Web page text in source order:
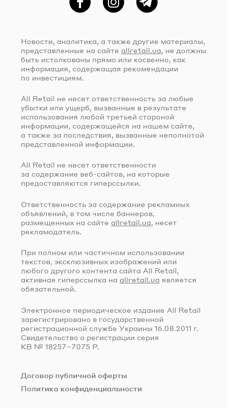
ФейсбукInstagramTelegram
Новости, аналитика, а также другие материалы,
представленные на сайте allretail.ua , не должны
быть истолкованы прямо или косвенно, как
информация, содержащая рекомендации
по инвестициям.
All Retail не несет ответственность за любые
убытки или ущерб, вызванные в результате
использования любой третьей стороной
информации, содержащейся на нашем сайте,
а также за последствия, вызванные неполнотой
представленной информации.
All Retail не несет ответственности
за содержание веб-сайтов, на которые
предоставляются гиперссылки.
Ответственность за содержание рекламных
объявлений, в том числе баннеров,
размещенных на сайте allretail.ua, несет
рекламодатель.
При полном или частичном использовании
текстов, эксклюзивных изображений или
любого другого контента сайта All Retail,
активная гиперссылка на allretail.ua является
обязательной.
Электронное периодическое издание All Retail
зарегистрировано в государственной
регистрационной службе Украины 16.08.2011 г.
Свидетельство о регистрации серия
КВ № 18257–7075 Р.
Договор публичной оферты
Политика конфиденциальности